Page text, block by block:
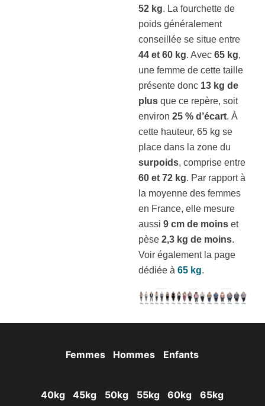
52 kg. La fourchette de
poids généralement
conseillée se situe entre
44 et 60 kg. Avec 65 kg,
une femme de cette taille
présente donc 13 kg de
plus que ce repère, soit
environ 25 % d’écart. À
cette hauteur, 65 kg se
place dans la zone du
surpoids, comprise entre
60 et 72 kg. Par rapport à
la moyenne des femmes
en France, elle mesure
aussi 9 cm de moins et
pèse 2,3 kg de moins.
Voir également la page
dédiée à 65 kg.
Femmes Hommes Enfants
40kg 45kg 50kg 55kg 60kg
65kg